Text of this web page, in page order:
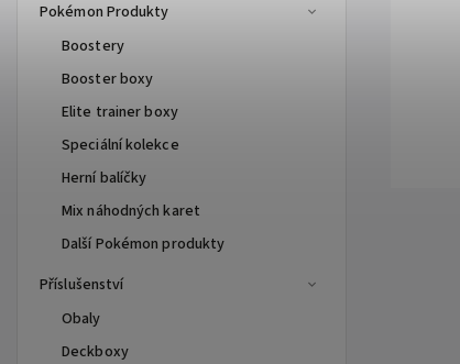
Pokémon Produkty
Boostery
Booster boxy
Elite trainer boxy
Speciální kolekce
Herní balíčky
Mix náhodných karet
Další Pokémon produkty
Příslušenství
Obaly
Deckboxy